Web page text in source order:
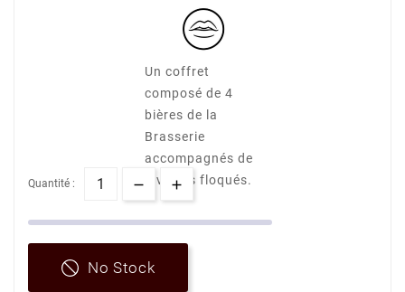
Un coffret
composé de 4
bières de la
Brasserie
accompagnés de
2 verres floqués.
Quantité :
No Stock